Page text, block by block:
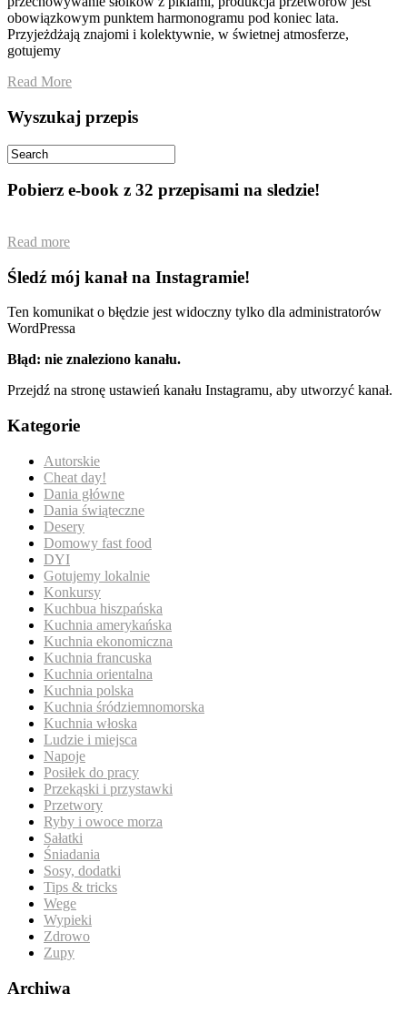
obowiązkowym punktem harmonogramu pod koniec lata.
Przyjeżdżają znajomi i kolektywnie, w świetnej atmosferze,
gotujemy
Read More
Wyszukaj przepis
Pobierz e-book z 32 przepisami na sledzie!
Read more
Śledź mój kanał na Instagramie!
Ten komunikat o błędzie jest widoczny tylko dla administratorów
WordPressa
Błąd: nie znaleziono kanału.
Przejdź na stronę ustawień kanału Instagramu, aby utworzyć kanał.
Kategorie
Autorskie
Cheat day!
Dania główne
Dania świąteczne
Desery
Domowy fast food
DYI
Gotujemy lokalnie
Konkursy
Kuchbua hiszpańska
Kuchnia amerykańska
Kuchnia ekonomiczna
Kuchnia francuska
Kuchnia orientalna
Kuchnia polska
Kuchnia śródziemnomorska
Kuchnia włoska
Ludzie i miejsca
Napoje
Posiłek do pracy
Przekąski i przystawki
Przetwory
Ryby i owoce morza
Sałatki
Śniadania
Sosy, dodatki
Tips & tricks
Wege
Wypieki
Zdrowo
Zupy
Archiwa